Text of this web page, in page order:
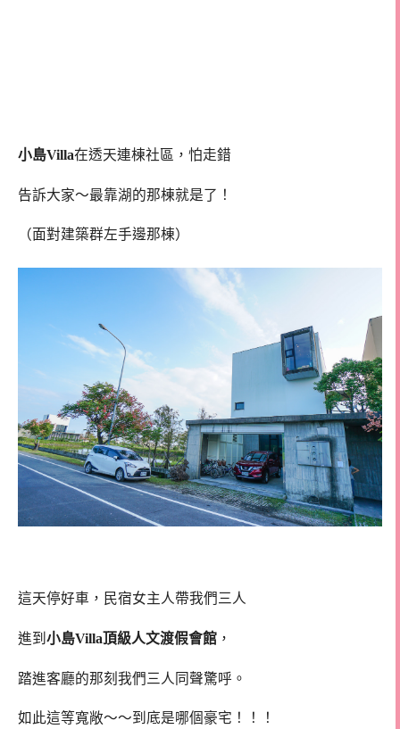
小島Villa在透天連棟社區，怕走錯
告訴大家～最靠湖的那棟就是了！
（面對建築群左手邊那棟）
這天停好車，民宿女主人帶我們三人
進到 小島Villa頂級人文渡假會館 ，
踏進客廳的那刻我們三人同聲驚呼。
如此這等寬敞～～到底是哪個豪宅！！！